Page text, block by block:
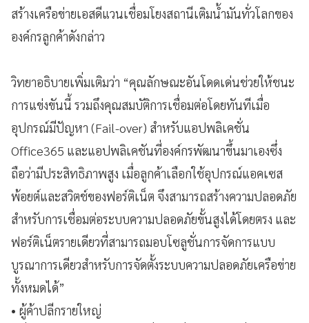
สร้างเครือข่ายเอสดีแวนเชื่อมโยงสถานีเติมน้ำมันทั่วโลกของ
องค์กรลูกค้าดังกล่าว
วิทยาอธิบายเพิ่มเติมว่า “คุณลักษณะอันโดดเด่นช่วยให้ชนะ
การแข่งขันนี้ รวมถึงคุณสมบัติการเชื่อมต่อโดยทันทีเมื่อ
อุปกรณ์มีปัญหา (Fail-over) สำหรับแอปพลิเคชั่น
Office365 และแอปพลิเคชันที่องค์กรพัฒนาขึ้นมาเองซึ่ง
ถือว่ามีประสิทธิภาพสูง เมื่อลูกค้าเลือกใช้อุปกรณ์แอคเซส
พ้อยต์และสวิตช์ของฟอร์ติเน็ต จึงสามารถสร้างความปลอดภัย
สำหรับการเชื่อมต่อระบบความปลอดภัยขั้นสูงได้โดยตรง และ
ฟอร์ติเน็ตรายเดียวที่สามารถมอบโซลูชั่นการจัดการแบบ
บูรณาการเดียวสำหรับการจัดตั้งระบบความปลอดภัยเครือข่าย
ทั้งหมดได้”
• ผู้ค้าปลีกรายใหญ่